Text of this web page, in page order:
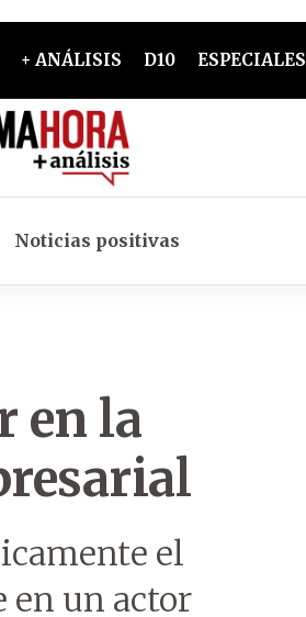
+ ANÁLISIS D10 ESPECIALES
Noticias positivas
en la
el
en un actor